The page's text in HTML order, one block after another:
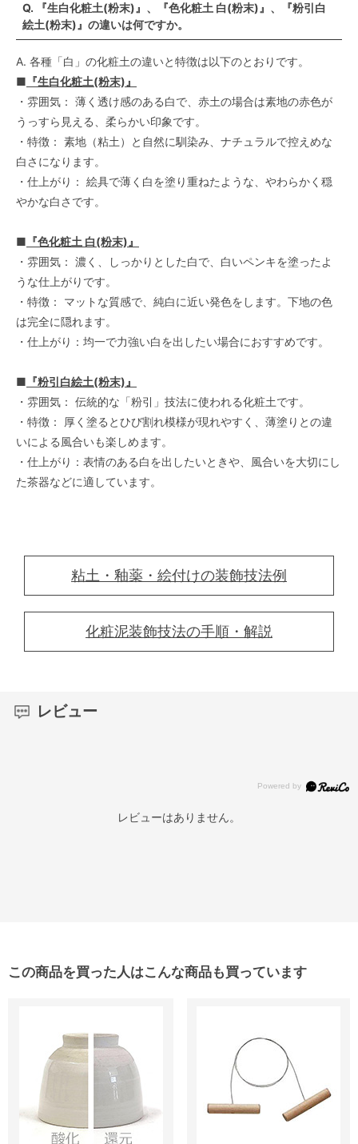
Q. 『生白化粧土(粉末)』、『色化粧土 白(粉末)』、『粉引白
絵土(粉末)』の違いは何ですか。
A. 各種「白」の化粧土の違いと特徴は以下のとおりです。
■ 『生白化粧土(粉末)』
・雰囲気： 薄く透け感のある白で、赤土の場合は素地の赤色が
うっすら見える、柔らかい印象です。
・特徴： 素地（粘土）と自然に馴染み、ナチュラルで控えめな
白さになります。
・仕上がり： 絵具で薄く白を塗り重ねたような、やわらかく穏
やかな白さです。
■ 『色化粧土 白(粉末)』
・雰囲気： 濃く、しっかりとした白で、白いペンキを塗ったよ
うな仕上がりです。
・特徴： マットな質感で、純白に近い発色をします。下地の色
は完全に隠れます。
・仕上がり：均一で力強い白を出したい場合におすすめです。
■ 『粉引白絵土(粉末)』
・雰囲気： 伝統的な「粉引」技法に使われる化粧土です。
・特徴： 厚く塗るとひび割れ模様が現れやすく、薄塗りとの違
いによる風合いも楽しめます。
・仕上がり：表情のある白を出したいときや、風合いを大切にし
た茶器などに適しています。
粘土・釉薬・絵付けの装飾技法例
化粧泥装飾技法の手順・解説
レビュー
レビューはありません。
この商品を買った人はこんな商品も買っています